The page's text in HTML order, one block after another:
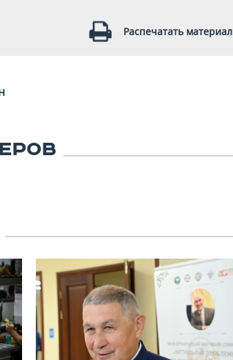
Распечатать материал